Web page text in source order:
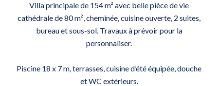
Villa principale de 154 m² avec belle pièce de vie
cathédrale de 80 m², cheminée, cuisine ouverte, 2 suites,
bureau et sous-sol. Travaux à prévoir pour la
personnaliser.
Piscine 18 x 7 m, terrasses, cuisine d’été équipée, douche
et WC extérieurs.